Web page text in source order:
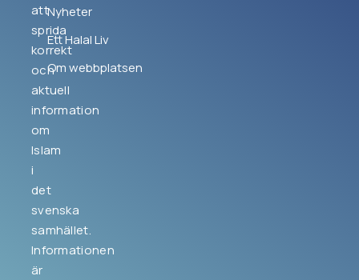
att
sprida
korrekt
och
aktuell
information
om
Islam
i
det
svenska
samhället.
Informationen
är
Nyheter
Ett Halal Liv
Om webbplatsen